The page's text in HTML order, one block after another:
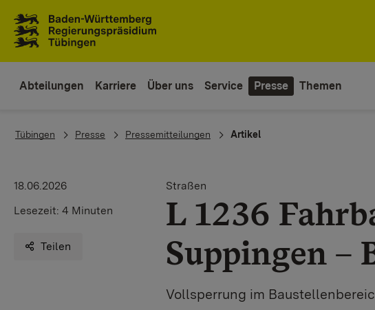
Abteilungen Karriere Über uns Service Presse Themen
You are here:
Tübingen Presse Pressemitteilungen Artikel
18.06.2026
Lesezeit: 4 Minuten
Teilen
Straßen
L 1236
Suppingen –
Vollsperrung im